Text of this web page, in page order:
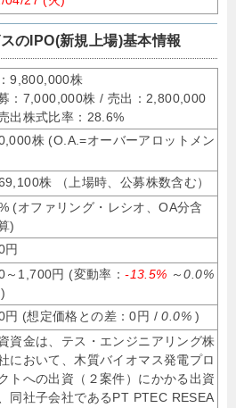
のIPO(新規上場)基本情報
9,800,000株
募：7,000,000株 / 売出：2,800,000
出株式比率：28.6%
株 (O.A.=オーバーアロットメン
株 （上場時、公募株数含む）
(オファリング・レシオ、OA分含
)
円
～1,700円 (変動率：-13.5% ～0.0%
)
円 (想定価格との差：0円 /0.0% )
資金は、テス・エンジニアリング株
において、木質バイオマス発電プロ
トへの出資（２案件）にかかる出資
同社子会社であるPT PTEC RESEA